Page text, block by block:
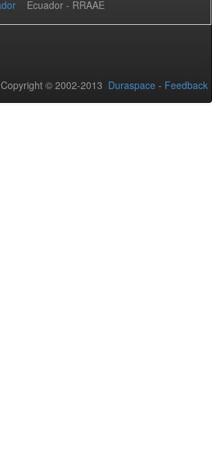
Ecuador - RRAAE
Copyright © 2002-2013 Duraspace - Feedback